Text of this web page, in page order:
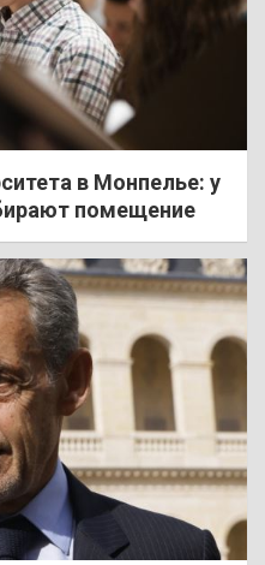
в Монпелье: у
помещение